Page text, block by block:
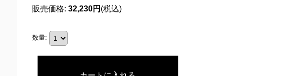
販売価格: 32,230円 (税込)
数量: